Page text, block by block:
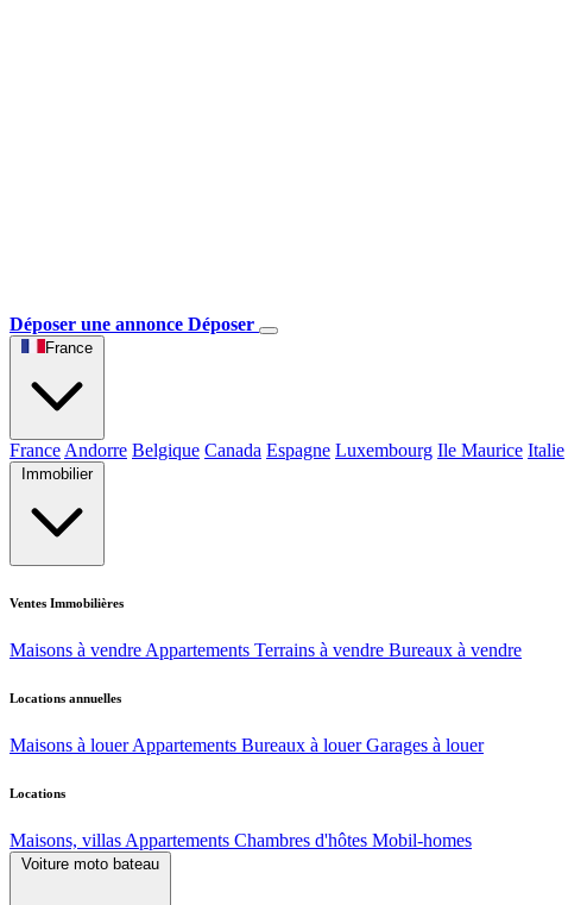
Déposer une annonce Déposer
France
France Andorre Belgique Canada Espagne Luxembourg Ile Maurice Italie
Immobilier
Ventes Immobilières
Maisons à vendre Appartements Terrains à vendre Bureaux à vendre
Locations annuelles
Maisons à louer Appartements Bureaux à louer Garages à louer
Locations
Maisons, villas Appartements Chambres d'hôtes Mobil-homes
Voiture moto bateau